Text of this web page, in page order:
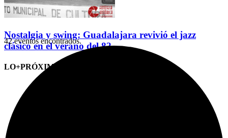
Nostalgia y swing: Guadalajara revivió el jazz
clásico en el verano del 82
LO+PRÓXIMO (CITAS)
42 eventos encontrados.